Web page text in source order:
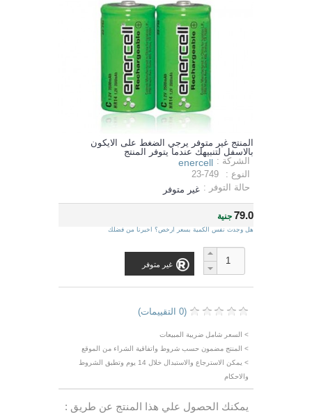
المنتج غير متوفر يرجي الضغط على الايكون
بالاسفل لتنبيهك عندما يتوفر المنتج
الشركة : enercell
النوع :
23-749
حالة التوفر : غير متوفر
79.0جنية
هل وجدت نفس الكمية بسعر ارخص؟ اخبرنا من فضلك
غير متوفر
(0 التقييمات)
> السعر شامل ضريبة المبيعات
> المنتج مضمون حسب شروط واتفاقية الشراء من الموقع
> يمكن الاسترجاع والاستبدال خلال 14 يوم وتطبق الشروط
والاحكام
يمكنك الحصول علي هذا المنتج عن طريق :